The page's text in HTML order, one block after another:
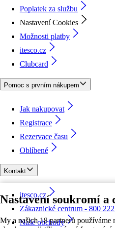
Nastavení soukromí a
My a našich 18 partnerů používáme
Poplatek za službu
Nastavení Cookies
Možnosti platby
itesco.cz
Clubcard
Pomoc s prvním nákupem
Jak nakupovat
Registrace
Rezervace času
Oblíbené
Kontakt
itesco.cz
Zákaznické centrum - 800
Naše obchody